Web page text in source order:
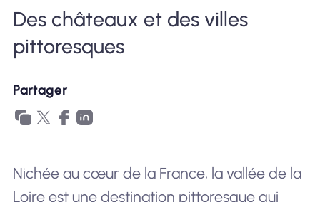
Pour le business
Des châteaux et des villes
pittoresques
Partager
Nichée au cœur de la France, la vallée de la
Loire est une destination pittoresque qui